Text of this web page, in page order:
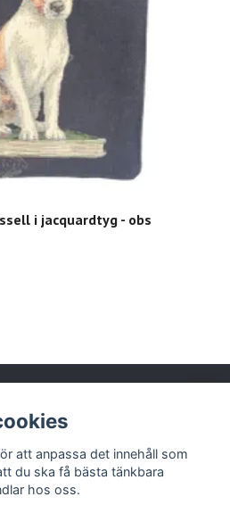
i jacquardtyg - obs
att anpassa det innehåll som
du ska få bästa tänkbara
hos oss.